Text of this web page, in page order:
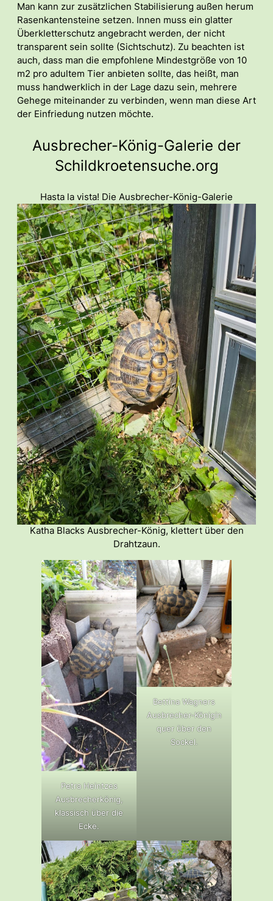
Man kann zur zusätzlichen Stabilisierung außen herum
Rasenkantensteine setzen. Innen muss ein glatter
Überkletterschutz angebracht werden, der nicht
transparent sein sollte (Sichtschutz). Zu beachten ist
auch, dass man die empfohlene Mindestgröße von 10
m2 pro adultem Tier anbieten sollte, das heißt, man
muss handwerklich in der Lage dazu sein, mehrere
Gehege miteinander zu verbinden, wenn man diese Art
der Einfriedung nutzen möchte.
Ausbrecher-König-Galerie der
Schildkroetensuche.org
Hasta la vista! Die Ausbrecher-König-Galerie
Katha Blacks Ausbrecher-König, klettert über den
Drahtzaun.
Petra Heintzes
Ausbrecherkönig,
klassisch über die
Ecke.
Bettina Wagners
Ausbrecher-Königin
quer über den
Sockel.